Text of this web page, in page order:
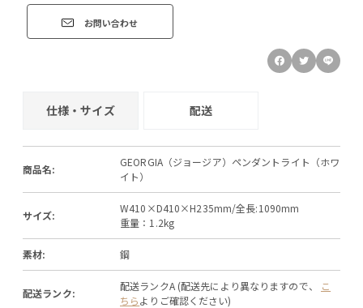
お問い合わせ
仕様・サイズ 配送
商品名:
GEORGIA（ジョージア）ペンダントライト（ホワ
イト）
サイズ:
W410×D410×H235mm/全長:1090mm
重量：1.2kg
素材: 鋼
配送ランク:
配送ランクA (配送先により異なりますので、
こ
ちらよりご確認ください)